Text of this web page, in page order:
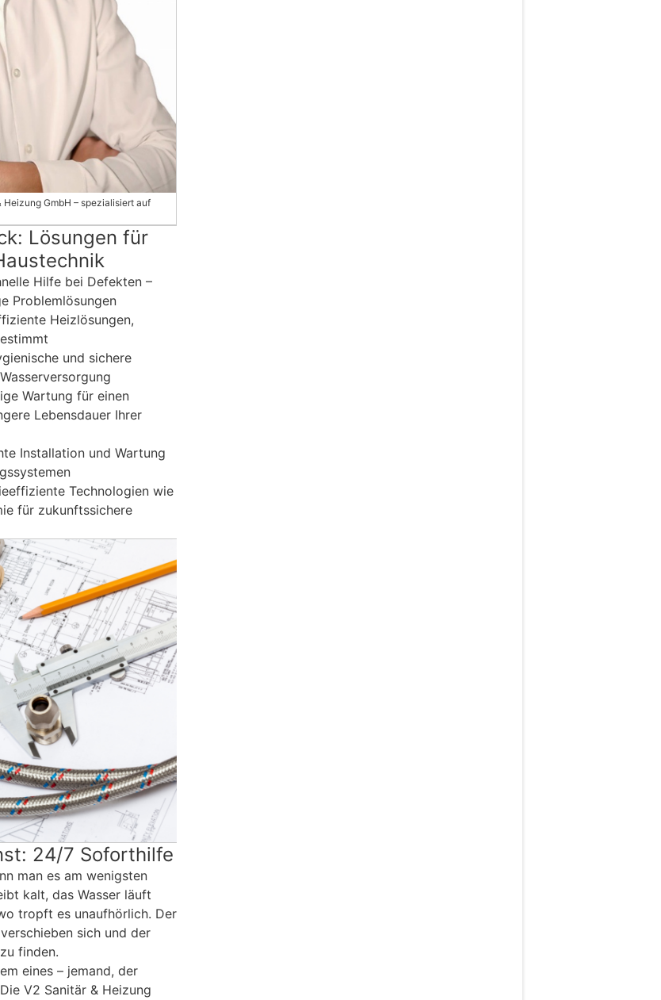
GmbH – spezialisiert auf
Lösungen für
Hilfe bei Defekten –
Problemlösungen
Heizlösungen,
und sichere
Wartung für einen
Lebensdauer Ihrer
Installation und Wartung
Technologien wie
für zukunftssichere
24/7 Soforthilfe
man es am wenigsten
kalt, das Wasser läuft
tropft es unaufhörlich. Der
sich und der
finden.
eines – jemand, der
V2 Sanitär & Heizung